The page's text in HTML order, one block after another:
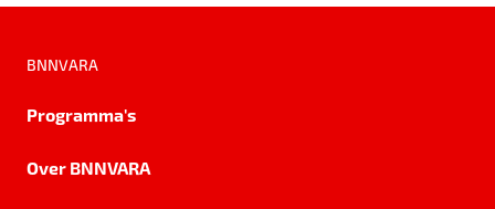
BNNVARA
Programma's
Over BNNVARA